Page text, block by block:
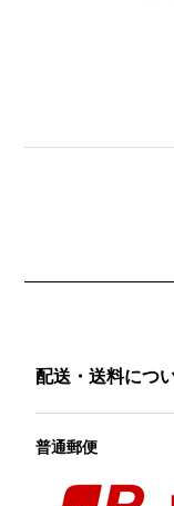
配送・送料につ
普通郵便